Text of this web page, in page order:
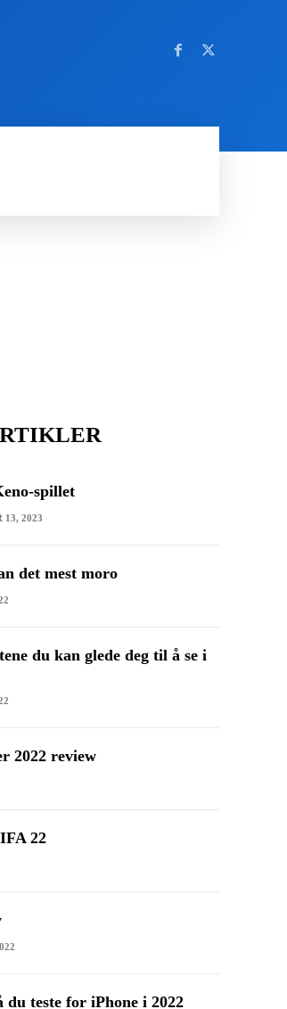
spillet
13, 2023
det mest moro
du kan glede deg til å se i
2022 review
22
du teste for iPhone i 2022